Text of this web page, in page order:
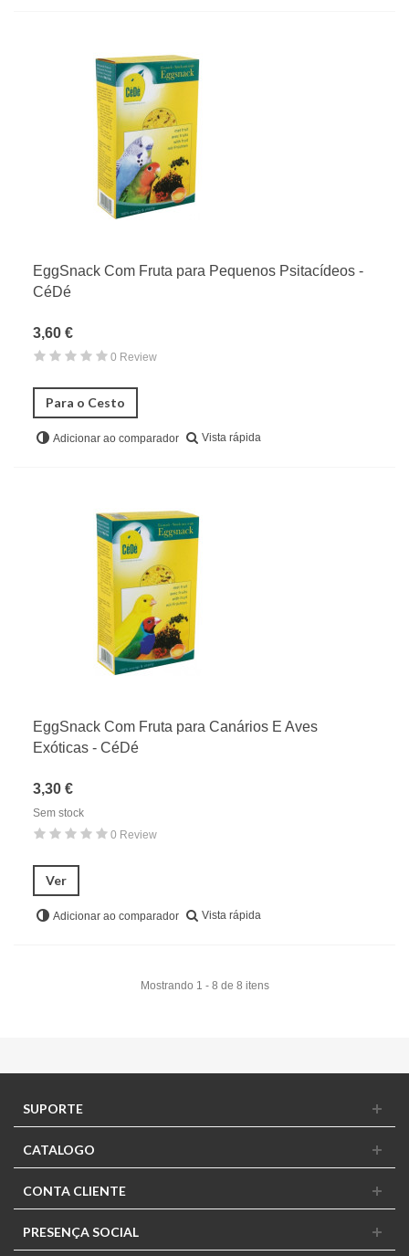
EggSnack Com Fruta para Pequenos Psitacídeos -
CéDé
3,60 €
0 Review
Para o Cesto
Adicionar ao comparador Vista rápida
EggSnack Com Fruta para Canários E Aves
Exóticas - CéDé
3,30 €
Sem stock
0 Review
Ver
Adicionar ao comparador Vista rápida
Mostrando 1 - 8 de 8 itens
SUPORTE
CATALOGO
CONTA CLIENTE
PRESENÇA SOCIAL